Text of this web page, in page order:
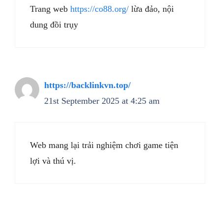
Trang web https://co88.org/ lừa đảo, nội
dung đồi trụy
https://backlinkvn.top/
21st September 2025 at 4:25 am
Web mang lại trải nghiệm chơi game tiện
lợi và thú vị.